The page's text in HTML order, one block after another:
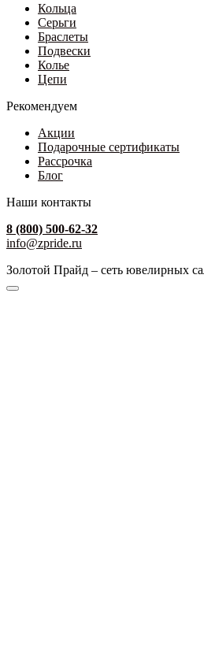
Кольца
Серьги
Браслеты
Подвески
Колье
Цепи
Рекомендуем
Акции
Подарочные сертификаты
Рассрочка
Блог
Наши контакты
8 (800) 500-62-32
info@zpride.ru
Золотой Прайд – сеть ювелирных